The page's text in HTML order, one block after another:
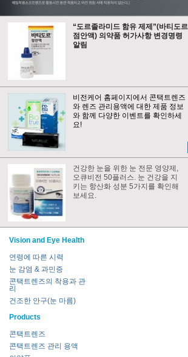
“도르졸라미드 함유 제제”(바티도르
점안액) 의약품 허가사항 변경명령
알림
비전케어 홈페이지에서 콘택트렌즈
와 렌즈 관리용액에 대한 제품 정보
와 함께 다양한 이벤트를 확인하세
요!
건강한 눈을 위한 눈 전문 영양제,
오큐비전 50플러스. 눈 건강을 지
키는 항산화 성분 5가지를 확인해
보세요.
Vision and Eye Health
연령에 따른 시력
눈 감염 & 과민증
콘택트렌즈의 착용과 관
리
건조한 안구(눈 마름)
Products
콘택트렌즈
콘택트렌즈 관리 용액